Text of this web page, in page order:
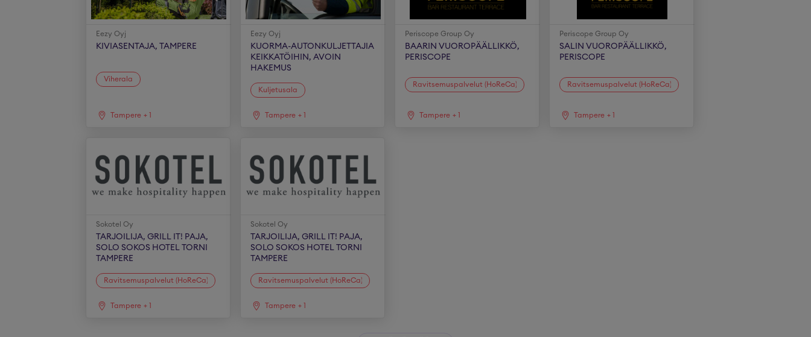
Eezy Oyj
KIVIASENTAJA, TAMPERE
Viherala
Tampere +1
Eezy Oyj
KUORMA-AUTONKULJETTAJIA
KEIKKATÖIHIN, AVOIN
HAKEMUS
Kuljetusala
Tampere +1
Periscope Group Oy
BAARIN VUOROPÄÄLLIKKÖ,
PERISCOPE
Ravitsemuspalvelut (HoReCa)
Tampere +1
Periscope Group Oy
SALIN VUOROPÄÄLLIKKÖ,
PERISCOPE
Ravitsemuspalvelut (HoReCa)
Tampere +1
Sokotel Oy
TARJOILIJA, GRILL IT! PAJA,
SOLO SOKOS HOTEL TORNI
TAMPERE
Ravitsemuspalvelut (HoReCa)
Tampere +1
Sokotel Oy
TARJOILIJA, GRILL IT! PAJA,
SOLO SOKOS HOTEL TORNI
TAMPERE
Ravitsemuspalvelut (HoReCa)
Tampere +1